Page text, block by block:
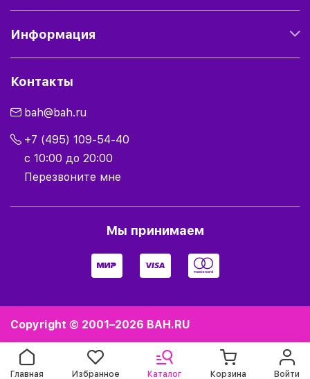
Информация
Контакты
bah@bah.ru
+7 (495) 109-54-40
с 10:00 до 20:00
Перезвоните мне
Мы принимаем
Copyright © 2001–2026 BAH.RU
Главная Избранное Каталог Корзина Войти